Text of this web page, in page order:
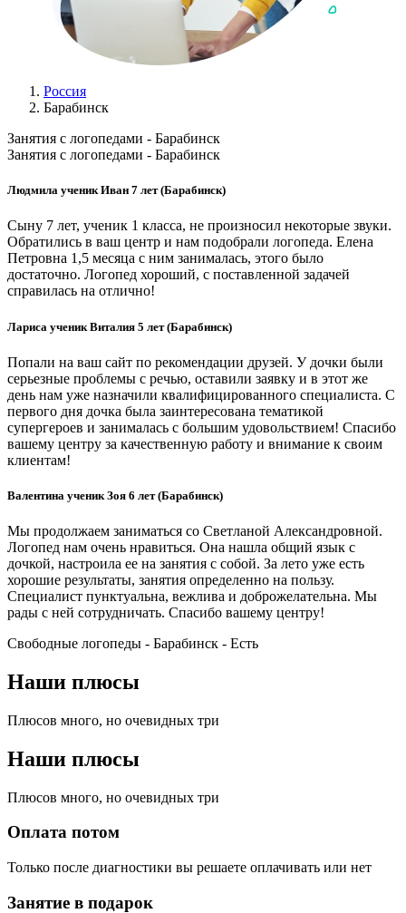
Россия
Барабинск
Занятия с логопедами - Барабинск
Занятия с логопедами - Барабинск
Людмила ученик Иван 7 лет (Барабинск)
Сыну 7 лет, ученик 1 класса, не произносил некоторые звуки.
Обратились в ваш центр и нам подобрали логопеда. Елена
Петровна 1,5 месяца с ним занималась, этого было
достаточно. Логопед хороший, с поставленной задачей
справилась на отлично!
Лариса ученик Виталия 5 лет (Барабинск)
Попали на ваш сайт по рекомендации друзей. У дочки были
серьезные проблемы с речью, оставили заявку и в этот же
день нам уже назначили квалифицированного специалиста. С
первого дня дочка была заинтересована тематикой
супергероев и занималась с большим удовольствием! Спасибо
вашему центру за качественную работу и внимание к своим
клиентам!
Валентина ученик Зоя 6 лет (Барабинск)
Мы продолжаем заниматься со Светланой Александровной.
Логопед нам очень нравиться. Она нашла общий язык с
дочкой, настроила ее на занятия с собой. За лето уже есть
хорошие результаты, занятия определенно на пользу.
Специалист пунктуальна, вежлива и доброжелательна. Мы
рады с ней сотрудничать. Спасибо вашему центру!
Свободные логопеды - Барабинск - Есть
Наши плюсы
Плюсов много, но очевидных три
Наши плюсы
Плюсов много, но очевидных три
Оплата потом
Только после диагностики вы решаете оплачивать или нет
Занятие в подарок